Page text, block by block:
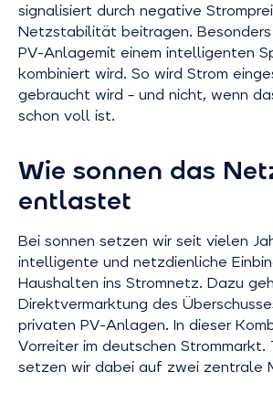
signalisiert durch negative
Netzstabilität beitragen. Besonders
PV-Anlagemit einem intelligenten
kombiniert wird. So wird Strom
gebraucht wird – und nicht, wenn
schon voll ist.
Wie sonnen das
entlastet
Bei sonnen setzen wir seit vielen
intelligente und netzdienliche
Haushalten ins Stromnetz. Dazu
Direktvermarktung des
privaten PV-Anlagen. In dieser
Vorreiter im deutschen Strommarkt.
setzen wir dabei auf zwei zentrale